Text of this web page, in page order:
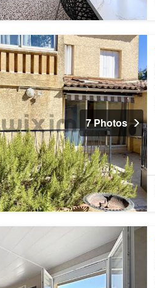
7 Photos